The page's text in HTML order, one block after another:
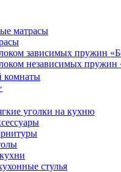
матрасы
зависимых пружин
независимых пружин
комнаты
уголки на кухню
стулья